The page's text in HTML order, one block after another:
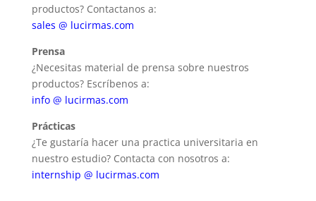
productos? Contactanos a:
sales @ lucirmas.com
Prensa
¿Necesitas material de prensa sobre nuestros
productos? Escríbenos a:
info @ lucirmas.com
Prácticas
¿Te gustaría hacer una practica universitaria en
nuestro estudio? Contacta con nosotros a:
internship @ lucirmas.com